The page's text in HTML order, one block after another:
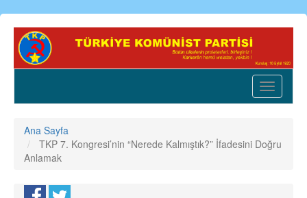
Ana
içeriğe
Toggle
Ana Sayfa
TKP 7. Kongresi’nin “Nerede Kalmıştık?” İfadesini Doğru
Anlamak